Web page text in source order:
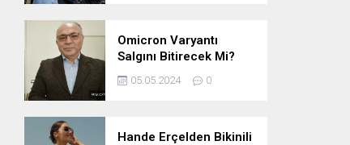
Omicron Varyantı
Salgını Bitirecek Mi?
05.05.2024 0
Hande Erçelden Bikinili